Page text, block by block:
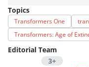
Topics
Transformers One
Transformers: Age of
Editorial Team
3+